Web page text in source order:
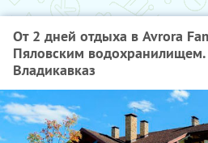
От 2 дней отдыха в Avrora
Пяловским водохранилищем.
Владикавказ